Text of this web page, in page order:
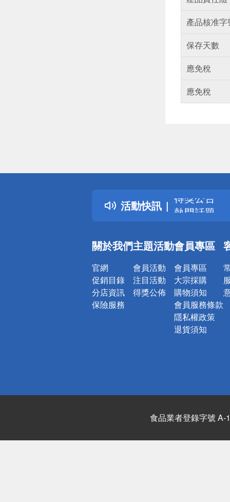
產品核准字
保存天數
應免稅
應免稅
活動快訊
詐騙網頁！
得獎公告
熱門話題
銀行優惠
詐騙網頁！
關於我們
官網
促銷目錄
分店資訊
保險服務
主題活動
會員活動
注目活動
得獎公佈
會員專區
會員專區
大宗採購
購物須知
會員服務條款
隱私權政策
退貨須知
食品業者登錄字號 A-